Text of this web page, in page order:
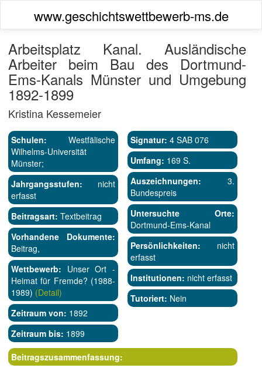
www.geschichtswettbewerb-ms.de
Arbeitsplatz Kanal. Ausländische
Arbeiter beim Bau des Dortmund-
Ems-Kanals Münster und Umgebung
1892-1899
Kristina Kessemeier
Schulen: Westfälische
Wilhelms-Universität
Münster;
Jahrgangsstufen: nicht
erfasst
Beitragsart: Textbeitrag
Vorhandene Dokumente:
Beitrag,
Wettbewerb: Unser Ort -
Heimat für Fremde? (1988-
1989) (Detail)
Zeitraum von: 1892
Zeitraum bis: 1899
Signatur: 4 SAB 076
Umfang: 169 S.
Auszeichnungen: 3.
Bundespreis
Untersuchte Orte:
Dortmund-Ems-Kanal
Persönlichkeiten: nicht
erfasst
Institutionen: nicht erfasst
Tutoriert: Nein
Beitragszusammenfassung: